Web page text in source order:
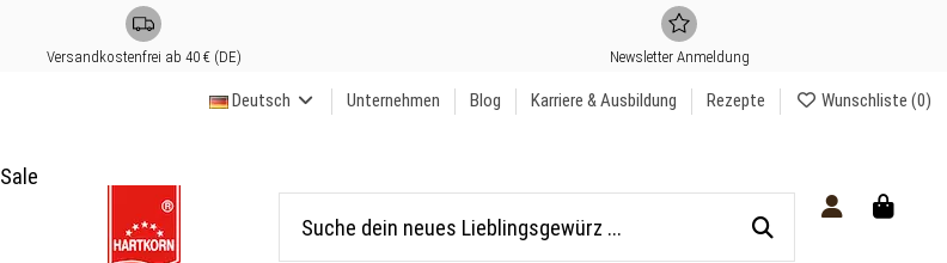
Versandkostenfrei ab 40 € (DE) Newsletter Anmeldung
Deutsch Unternehmen Blog Karriere & Ausbildung Rezepte Wunschliste (0)
Sale